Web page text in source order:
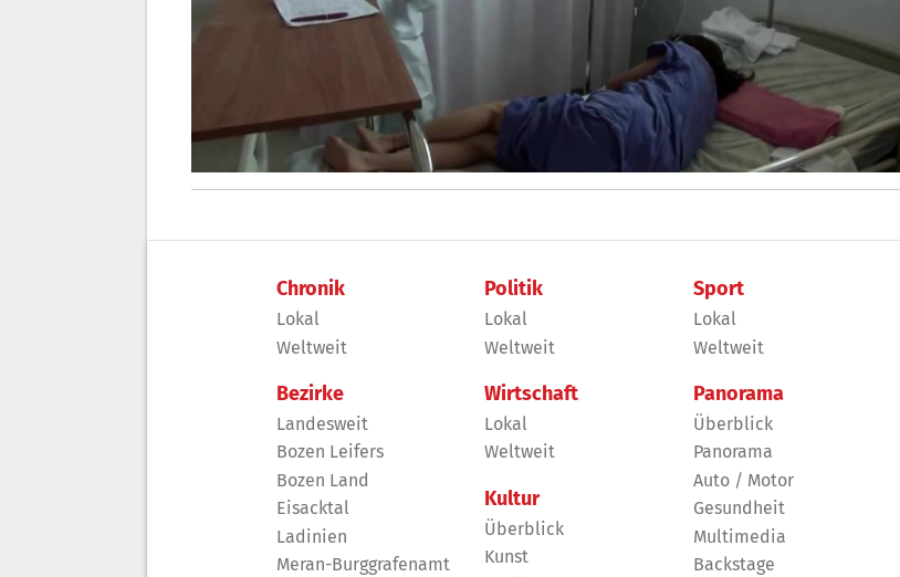
Chronik
Lokal
Weltweit
Bezirke
Landesweit
Bozen Leifers
Bozen Land
Eisacktal
Ladinien
Meran-Burggrafenamt
Politik
Lokal
Weltweit
Wirtschaft
Lokal
Weltweit
Kultur
Überblick
Kunst
Sport
Lokal
Weltweit
Panorama
Überblick
Panorama
Auto / Motor
Gesundheit
Multimedia
Backstage